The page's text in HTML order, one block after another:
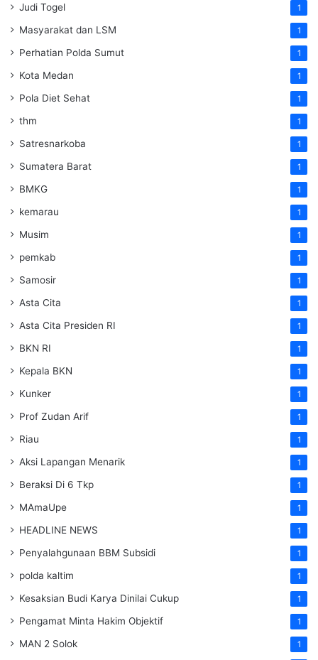
Judi Togel 1
Masyarakat dan LSM 1
Perhatian Polda Sumut 1
Kota Medan 1
Pola Diet Sehat 1
thm 1
Satresnarkoba 1
Sumatera Barat 1
BMKG 1
kemarau 1
Musim 1
pemkab 1
Samosir 1
Asta Cita 1
Asta Cita Presiden RI 1
BKN RI 1
Kepala BKN 1
Kunker 1
Prof Zudan Arif 1
Riau 1
Aksi Lapangan Menarik 1
Beraksi Di 6 Tkp 1
MAmaUpe 1
HEADLINE NEWS 1
Penyalahgunaan BBM Subsidi 1
polda kaltim 1
Kesaksian Budi Karya Dinilai Cukup 1
Pengamat Minta Hakim Objektif 1
MAN 2 Solok 1